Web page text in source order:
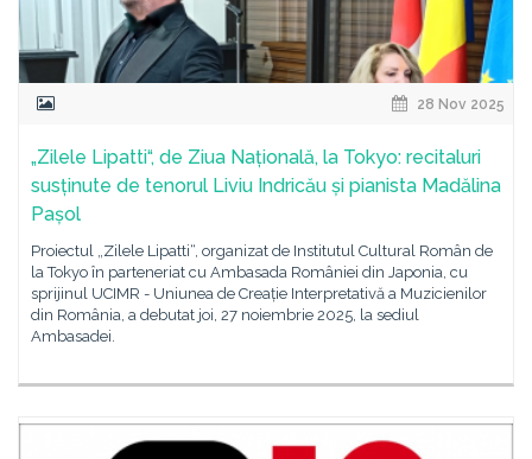
28 Nov 2025
„Zilele Lipatti“, de Ziua Națională, la Tokyo: recitaluri
susținute de tenorul Liviu Indricău și pianista Madălina
Pașol
Proiectul „Zilele Lipatti“, organizat de Institutul Cultural Român de
la Tokyo în parteneriat cu Ambasada României din Japonia, cu
sprijinul UCIMR - Uniunea de Creație Interpretativă a Muzicienilor
din România, a debutat joi, 27 noiembrie 2025, la sediul
Ambasadei.